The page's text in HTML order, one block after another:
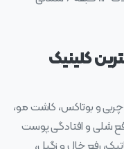
کلینیک
و بوتاکس، کاشت مو،
رفع شلی و افتادگی پوست